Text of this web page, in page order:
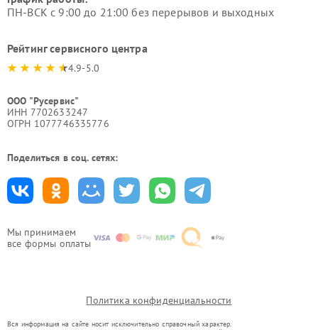
Мы принимаем
все формы оплаты
ПН-ВСК с 9:00 до 21:00 без перерывов и выходных
Рейтинг сервисного центра
4.9-5.0
ООО "Русервис"
ИНН 7702633247
ОГРН 1077746335776
Поделиться в соц. сетях:
Политика конфиденциальности
Вся информация на сайте носит исключительно справочный характер.